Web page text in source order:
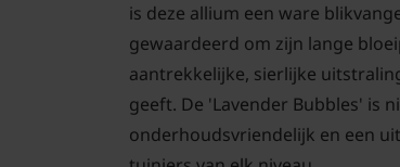
is deze allium een ware
gewaardeerd om zijn lange
aantrekkelijke, sierlijke
geeft. De 'Lavender Bubbles' is
onderhoudsvriendelijk en een